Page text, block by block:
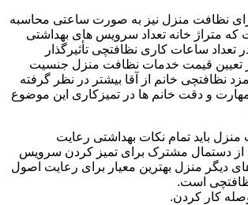
نظافت منزل نیز به صورت ساعتی محاسبه
متراژ خانه تعداد سرویس های بهداشتی
تعداد ساعات کاری نظافتچی تأثیرگذار
تعیین قیمت خدمات نظافت منزل جنسیت
نظافتچی خانم از آقا بیشتر در نظر گرفته
و دقت خانم ها در تمیزکاری این موضوع
باید تمام نکات بهداشتی رعایت
از دستمال مشترک برای تمیز کردن سرویس
دیگر منزل بهترین معیار برای رعایت اصول
است.
کار کردن.